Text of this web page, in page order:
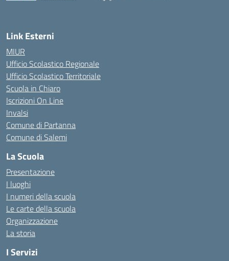
Link Esterni
MIUR
Ufficio Scolastico Regionale
Ufficio Scolastico Territoriale
Scuola in Chiaro
Iscrizioni On Line
Invalsi
Comune di Partanna
Comune di Salemi
La Scuola
Presentazione
I luoghi
I numeri della scuola
Le carte della scuola
Organizzazione
La storia
I Servizi